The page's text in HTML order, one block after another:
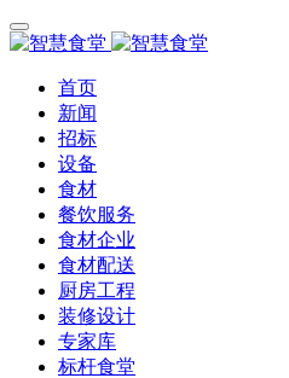
首页
新闻
招标
设备
食材
餐饮服务
食材企业
食材配送
厨房工程
装修设计
专家库
标杆食堂